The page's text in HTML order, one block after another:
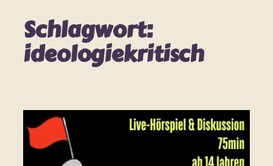
Schlagwort:
ideologiekritisch